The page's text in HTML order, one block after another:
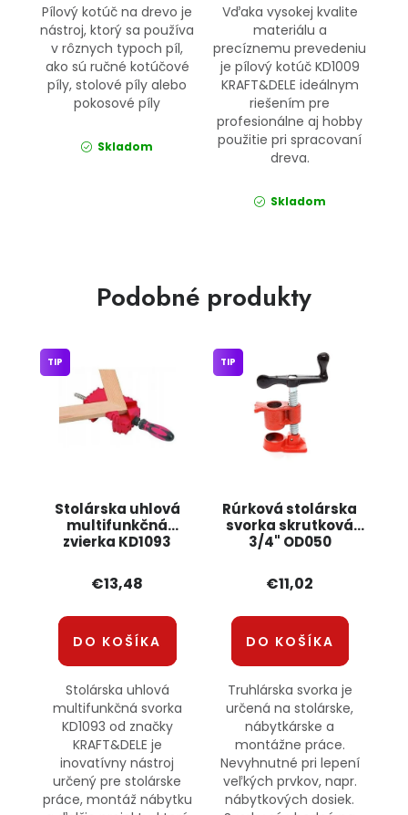
Pílový kotúč na drevo je
nástroj, ktorý sa používa
v rôznych typoch píl,
ako sú ručné kotúčové
píly, stolové píly alebo
pokosové píly
Skladom
Vďaka vysokej kvalite
materiálu a
precíznemu prevedeniu
je pílový kotúč KD1009
KRAFT&DELE ideálnym
riešením pre
profesionálne aj hobby
použitie pri spracovaní
dreva.
Skladom
Podobné produkty
Stolárska uhlová
multifunkčná
zvierka KD1093
TIP
€13,48
DO KOŠÍKA
Stolárska uhlová
multifunkčná svorka
KD1093 od značky
KRAFT&DELE je
inovatívny nástroj
určený pre stolárske
práce, montáž nábytku
Rúrková stolárska
svorka skrutková
3/4" OD050
TIP
€11,02
DO KOŠÍKA
Truhlárska svorka je
určená na stolárske,
nábytkárske a
montážne práce.
Nevyhnutné pri lepení
veľkých prvkov, napr.
nábytkových dosiek.